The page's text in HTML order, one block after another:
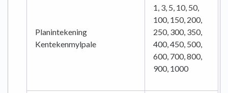
Planintekening
Kentekenmylpale
1, 3, 5, 10, 50,
100, 150, 200,
250, 300, 350,
400, 450, 500,
600, 700, 800,
900, 1000